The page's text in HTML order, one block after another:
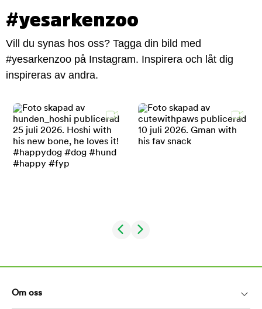
#yesarkenzoo
Vill du synas hos oss? Tagga din bild med
#yesarkenzoo på Instagram. Inspirera och låt dig
inspireras av andra.
Om oss